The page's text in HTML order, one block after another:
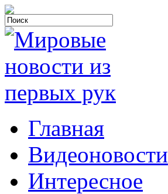
Главная
Видеоновости
Интересное